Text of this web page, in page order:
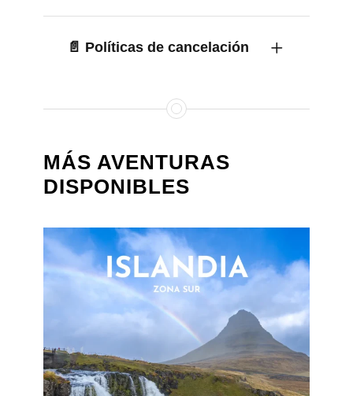
📄 Políticas de cancelación
MÁS AVENTURAS
DISPONIBLES